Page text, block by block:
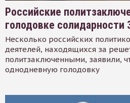
Российские
голодовке солидарности
Несколько российских
деятелей, находящихся за
политзаключенными, заявили,
однодневную голодовку